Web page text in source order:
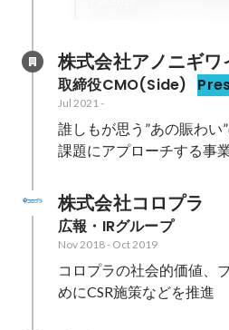
株式会社アノニギワ
取締役CMO(Side)
Jul 2021 -
誰しもが思う”あの賑わい
課題にアプローチする事
株式会社コロプラ
広報・IRグループ
Nov 2018- Oct 2019
コロプラの社会的価値、
めにCSR施策などを推進